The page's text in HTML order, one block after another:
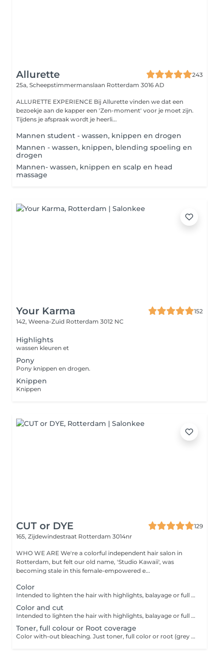
Allurette
243
25a, Scheepstimmermanslaan Rotterdam 3016 AD
ALLURETTE EXPERIENCE Bij Allurette vinden we dat een
bezoekje aan de kapper een 'Zen-moment' voor je moet zijn.
Tijdens je afspraak wordt je heerli...
Mannen student - wassen, knippen en drogen
Mannen - wassen, knippen, blending spoeling en
drogen
Mannen- wassen, knippen en scalp en head
massage
Your Karma
152
142, Weena-Zuid Rotterdam 3012 NC
Highlights
wassen kleuren et
Pony
Pony knippen en drogen.
Knippen
Knippen
CUT or DYE
129
165, Zijdewindestraat Rotterdam 3014nr
WHO WE ARE We're a colorful independent hair salon in
Rotterdam, but felt our old name, 'Studio Kawaii', was
becoming stale in this female-empowered e...
Color
Intended to lighten the hair with highlights, balayage or full bleach. Applying a dark color, toner or outgrowth treatment without haircut.
Color and cut
Intended to lighten the hair with highlights, balayage or full bleach. Applying a dark color, toner or outgrowth treatment including haircut.
Toner, full colour or Root coverage
Color with-out bleaching. Just toner, full color or root (grey hair) coverage, cut can be discussed. Depends on situation and busy in salon